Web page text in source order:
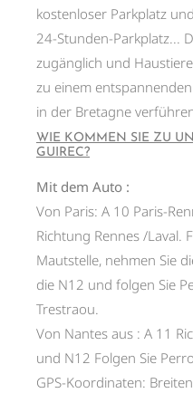
kostenloser Parkplatz
24-Stunden-Parkplatz...
zugänglich und
zu einem
in der Bretagne
WIE KOMMEN SIE ZU
GUIREC?
Mit dem Auto :
Von Paris: A 10 Paris-
Richtung Rennes /Laval.
Mautstelle, nehmen Sie
die N12 und folgen Sie
Trestraou.
Von Nantes aus : A 11
und N12 Folgen Sie
GPS-Koordinaten: